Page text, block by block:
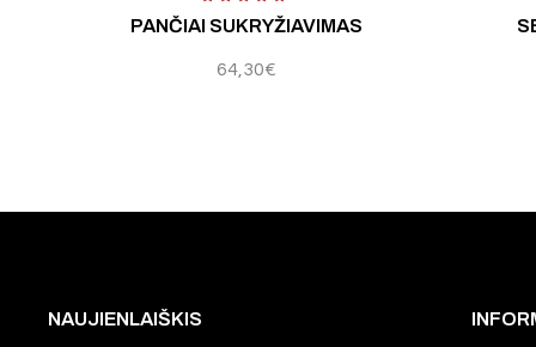
PANČIAI SUKRYŽIAVIMAS
64,30€
NAUJIENLAIŠKIS